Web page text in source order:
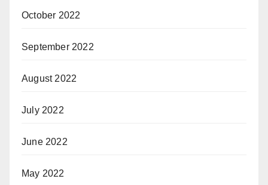
October 2022
September 2022
August 2022
July 2022
June 2022
May 2022